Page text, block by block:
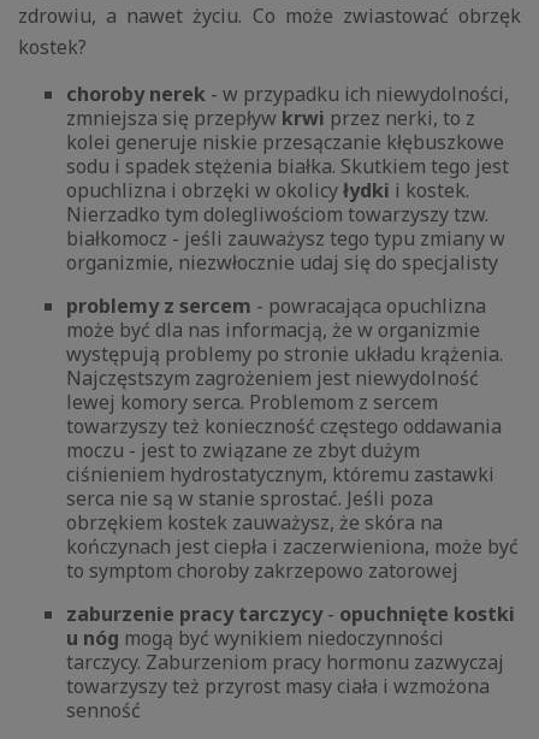
zdrowiu, a nawet życiu. Co może zwiastować obrzęk
kostek?
choroby nerek - w przypadku ich niewydolności,
zmniejsza się przepływ krwi przez nerki, to z
kolei generuje niskie przesączanie kłębuszkowe
sodu i spadek stężenia białka. Skutkiem tego jest
opuchlizna i obrzęki w okolicyłydki i kostek.
Nierzadko tym dolegliwościom towarzyszy tzw.
białkomocz - jeśli zauważysz tego typu zmiany w
organizmie, niezwłocznie udaj się do specjalisty
problemy z sercem - powracająca opuchlizna
może być dla nas informacją, że w organizmie
występują problemy po stronie układu krążenia.
Najczęstszym zagrożeniem jest niewydolność
lewej komory serca. Problemom z sercem
towarzyszy też konieczność częstego oddawania
moczu - jest to związane ze zbyt dużym
ciśnieniem hydrostatycznym, któremu zastawki
serca nie są w stanie sprostać. Jeśli poza
obrzękiem kostek zauważysz, że skóra na
kończynach jest ciepła i zaczerwieniona, może być
to symptom choroby zakrzepowo zatorowej
zaburzenie pracy tarczycy- opuchnięte kostki
u nóg mogą być wynikiem niedoczynności
tarczycy. Zaburzeniom pracy hormonu zazwyczaj
towarzyszy też przyrost masy ciała i wzmożona
senność